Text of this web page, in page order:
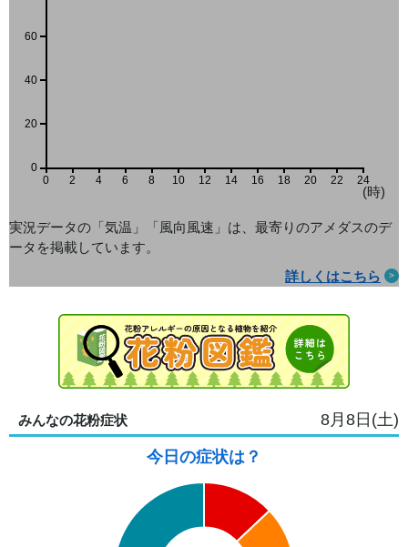
0 2 4 6 8 10 12 14 16 18 20 22 24
(時)
0
20
40
60
実況データの「気温」「風向風速」は、最寄りのアメダスのデ
ータを掲載しています。
詳しくはこちら
みんなの花粉症状 8月8日(土)
今日の症状は？